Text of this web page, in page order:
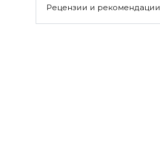
Рецензии и рекомендации